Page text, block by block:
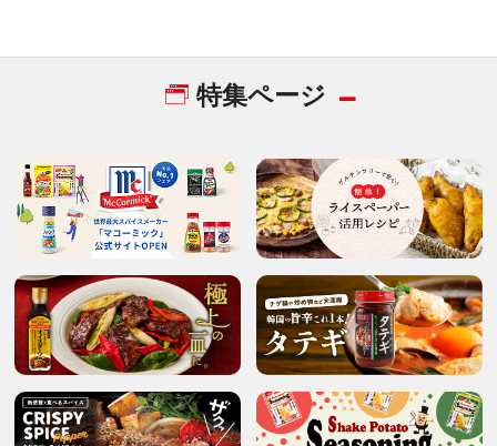
特集ページ